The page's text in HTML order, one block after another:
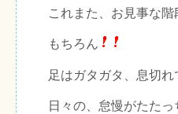
これまた、お見事な階
もちろん
足はガタガタ、息切れ
日々の、怠慢がたたっ